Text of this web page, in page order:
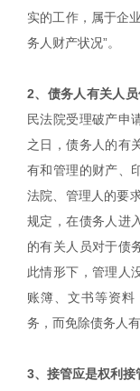
实的工作，属于企
务人财产状况”。
2、债务人有关人员
民法院受理破产申
之日，债务人的有
有和管理的财产、
法院、管理人的要
规定，在债务人进
的有关人员对于债
此情形下，管理人
账簿、文书等资料
务，而免除债务人
3、接管应是权利接